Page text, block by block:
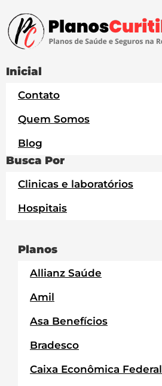
Inicial
Contato
Quem Somos
Blog
Busca Por
Clinicas e laboratórios
Hospitais
Planos
Allianz Saúde
Amil
Asa Benefícios
Bradesco
Caixa Econômica Federal